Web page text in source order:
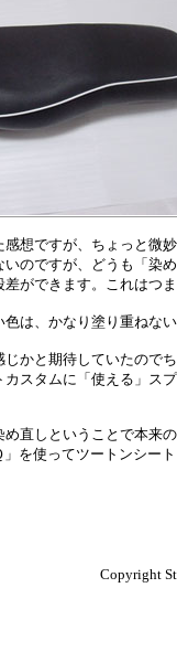
感想ですが、ちょっと微
のですが、どうも「染
差ができます。これはつ
は、かなり塗り重ねな
かと期待していたので
カスタムに「使える」ス
直しということで本来
を使ってツートンシー
Copyright